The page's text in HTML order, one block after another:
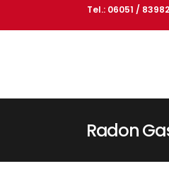
Tel.: 06051 /
Radon